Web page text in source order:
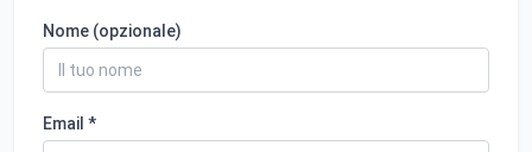
Nome (opzionale)
Email *